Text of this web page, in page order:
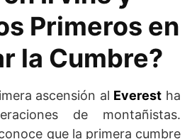
Primeros en
la Cumbre?
ascensión al Everest ha
de montañistas.
que la primera cumbre